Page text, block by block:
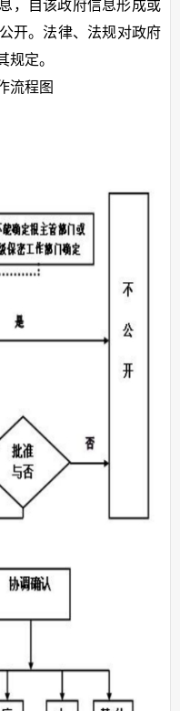
，自该政府信息形成或
开。法律、法规对政府
规定。
流程图